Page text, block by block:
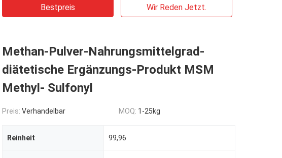
Bestpreis Wir Reden Jetzt.
Methan-Pulver-Nahrungsmittelgrad-
diätetische Ergänzungs-Produkt MSM
Methyl- Sulfonyl
Preis: Verhandelbar MOQ: 1-25kg
Reinheit 99,96